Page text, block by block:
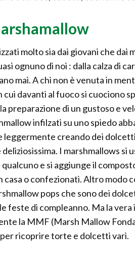
molto sia dai giovani che dai
ognuno di noi : dalla calza di
mai. A chi non è venuta in
davanti al fuoco si cuociono
preparazione di un gustoso e
infilzati su uno spiedo
leggermente creando dei
I marshmallows si
e si aggiunge il
o confezionati. Altro modo
pops che sono dei
feste di compleanno. Ma la
la MMF (Marsh Mallow
per ricoprire torte e dolcetti vari.